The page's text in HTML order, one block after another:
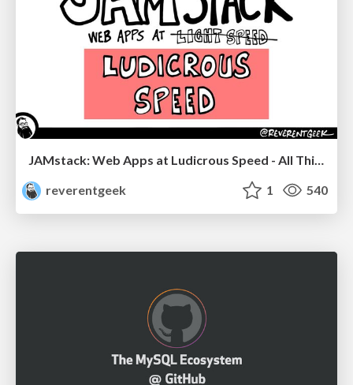
JAMstack: Web Apps at Ludicrous Speed - All Things Open 2022
reverentgeek
1 540